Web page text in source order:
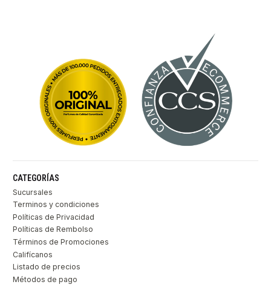
CATEGORÍAS
Sucursales
Terminos y condiciones
Políticas de Privacidad
Políticas de Rembolso
Términos de Promociones
Califícanos
Listado de precios
Métodos de pago